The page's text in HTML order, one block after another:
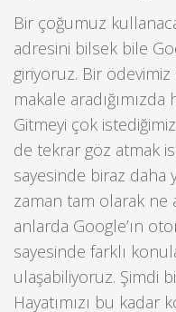
Bir çoğumuz
adresini bilsek bile
giriyoruz. Bir
makale
Gitmeyi çok
de tekrar göz atmak
sayesinde biraz daha
zaman tam olarak ne
anlarda Google’ın
sayesinde farklı
ulaşabiliyoruz. Şimdi
Hayatımızı bu kadar